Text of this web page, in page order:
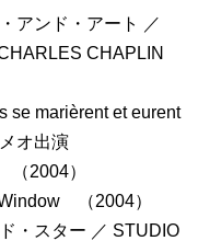
アンド・アート ／
CHAPLIN
se marièrent et eurent
オ出演
2004）
（2004）
・スター ／ STUDIO